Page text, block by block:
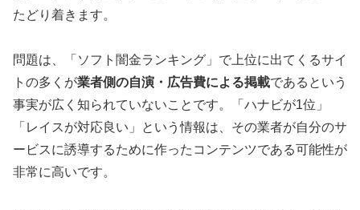
たどり着きます。
問題は、「ソフト闇金ランキング」で上位に出てくるサイ
トの多くが業者側の自演・広告費による掲載であるという
事実が広く知られていないことです。「ハナビが1位」
「レイスが対応良い」という情報は、その業者が自分のサ
ービスに誘導するために作ったコンテンツである可能性が
非常に高いです。